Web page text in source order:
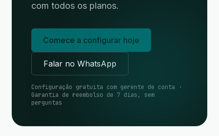
com todos os planos.
Comece a configurar hoje
Falar no WhatsApp
Configuração gratuita com gerente de conta ·
Garantia de reembolso de 7 dias, sem
perguntas